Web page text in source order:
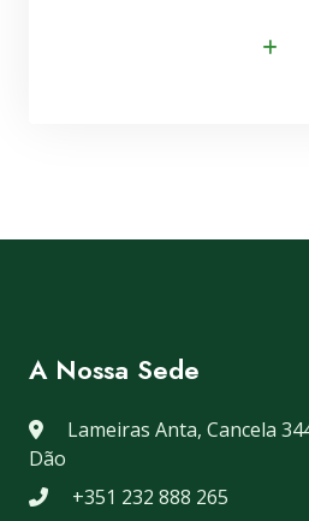
A Nossa Sede
Lameiras Anta, Cancela
Dão
+351 232 888 265